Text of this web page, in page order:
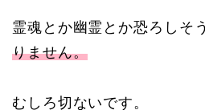
霊魂とか幽霊とか恐ろしそ
りません。
むしろ切ないです。